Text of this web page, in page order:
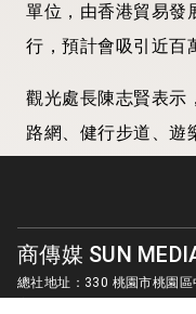
單位，由香港貿易發
行，預計會吸引近百
觀光處長陳志賢表示
路網、健行步道、遊
商傳媒 SUN
總社地址：330 桃園市桃園